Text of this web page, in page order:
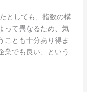
としても、指数の構
って異なるため、気
ことも十分あり得ま
業でも良い、という